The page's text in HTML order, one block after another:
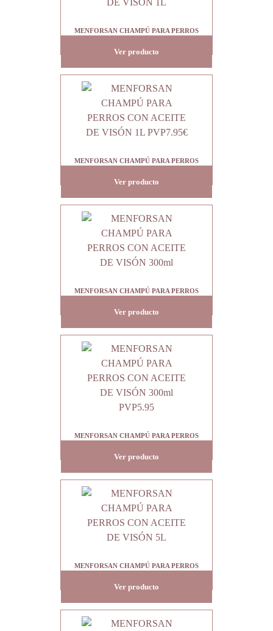
MENFORSAN CHAMPÚ PARA PERROS
Ver producto
MENFORSAN CHAMPÚ PARA PERROS
Ver producto
MENFORSAN CHAMPÚ PARA PERROS
Ver producto
MENFORSAN CHAMPÚ PARA PERROS
Ver producto
MENFORSAN CHAMPÚ PARA PERROS
Ver producto